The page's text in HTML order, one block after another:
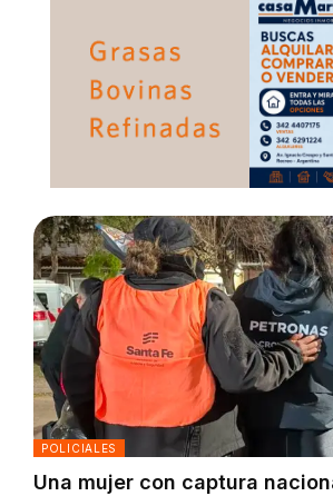
POLICIALES
Una mujer con captura